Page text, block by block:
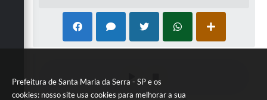
Prefeitura de Santa Maria da Serra - SP e os
cookies: nosso site usa cookies para melhorar a sua